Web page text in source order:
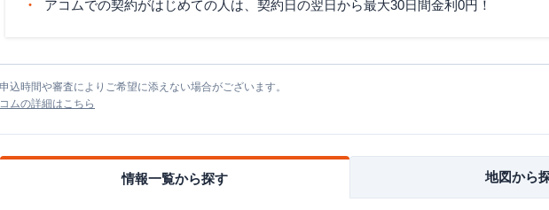
アコムでの契約がはじめての人は、契約日の翌日から最大30日間金利0円！
込時間や審査によりご希望に添えない場合がございます。
ムの詳細はこちら
情報一覧から探す 地図から